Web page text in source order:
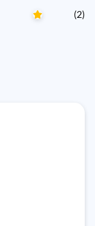
(2)